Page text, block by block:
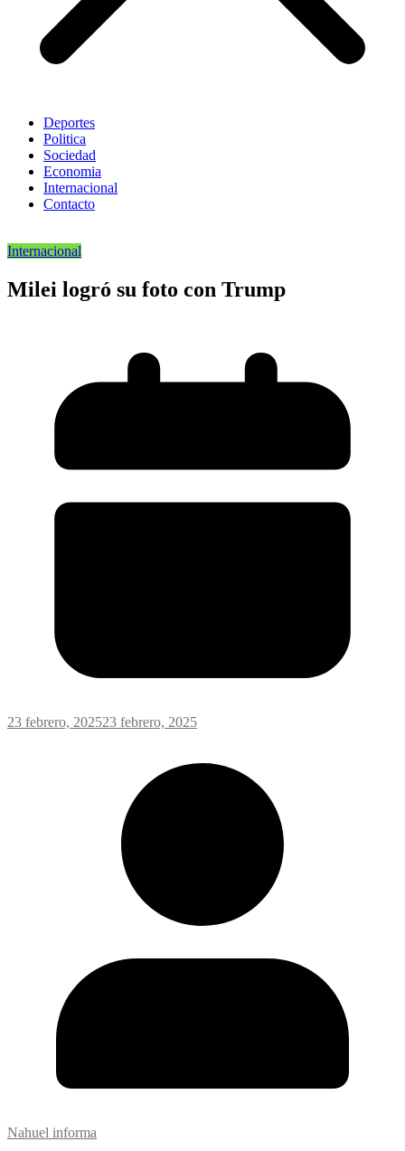
Deportes
Politica
Sociedad
Economia
Internacional
Contacto
Internacional
Milei logró su foto con Trump
23 febrero, 202523 febrero, 2025
Nahuel informa